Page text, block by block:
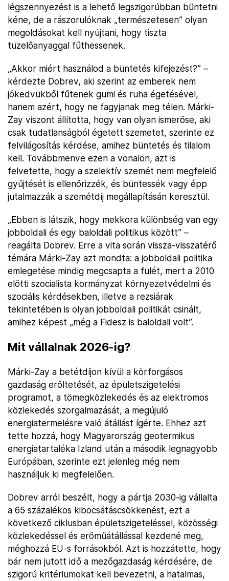
légszennyezést is a lehető legszigorúbban büntetni
kéne, de a rászorulóknak „természetesen” olyan
megoldásokat kell nyújtani, hogy tiszta
tüzelőanyaggal fűthessenek.
„Akkor miért használod a büntetés kifejezést?” –
kérdezte Dobrev, aki szerint az emberek nem
jókedvükből fűtenek gumi és ruha égetésével,
hanem azért, hogy ne fagyjanak meg télen. Márki-
Zay viszont állította, hogy van olyan ismerőse, aki
csak tudatlanságból égetett szemetet, szerinte ez
felvilágosítás kérdése, amihez büntetés és tilalom
kell. Továbbmenve ezen a vonalon, azt is
felvetette, hogy a szelektív szemét nem megfelelő
gyűjtését is ellenőrizzék, és büntessék vagy épp
jutalmazzák a szemétdíj megállapításán keresztül.
„Ebben is látszik, hogy mekkora különbség van egy
jobboldali és egy baloldali politikus között” –
reagálta Dobrev. Erre a vita során vissza-visszatérő
témára Márki-Zay azt mondta: a jobboldali politika
emlegetése mindig megcsapta a fülét, mert a 2010
előtti szocialista kormányzat környezetvédelmi és
szociális kérdésekben, illetve a rezsiárak
tekintetében is olyan jobboldali politikát csinált,
amihez képest „még a Fidesz is baloldali volt”.
Mit vállalnak 2026-ig?
Márki-Zay a betétdíjon kívül a körforgásos
gazdaság erőltetését, az épületszigetelési
programot, a tömegközlekedés és az elektromos
közlekedés szorgalmazását, a megújuló
energiatermelésre való átállást ígérte. Ehhez azt
tette hozzá, hogy Magyarország geotermikus
energiatartaléka Izland után a második legnagyobb
Európában, szerinte ezt jelenleg még nem
használjuk ki megfelelően.
Dobrev arról beszélt, hogy a pártja 2030-ig vállalta
a 65 százalékos kibocsátáscsökkenést, ezt a
következő ciklusban épületszigeteléssel, közösségi
közlekedéssel és erőműátállással kezdené meg,
méghozzá EU-s forrásokból. Azt is hozzátette, hogy
bár nem jutott idő a mezőgazdaság kérdésére, de
szigorú kritériumokat kell bevezetni, a hatalmas,